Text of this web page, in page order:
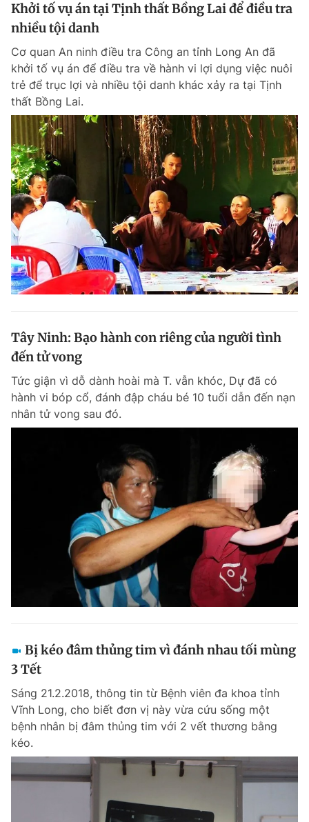
Phó tổng biên tập thường trực: Hải Thành
Phó tổng biên tập: Lâm Hiếu Dũng
Phó tổng biên tập: Trần Việt Hưng
Tổng thư ký tòa soạn: Đức Trung
Giấy phép xuất bản số 110/GP - BTTTT cấp ngày 24.3.2020
© 2003-2026 Bản quyền thuộc về Báo Thanh Niên. Cấm sao chép
dưới mọi hình thức nếu không có sự chấp thuận bằng văn bản.
Phát triển bởi ePi Technologies, JSC.
Khởi tố vụ án tại Tịnh thất Bồng Lai để điều tra
nhiều tội danh
Cơ quan An ninh điều tra Công an tỉnh Long An đã
khởi tố vụ án để điều tra về hành vi lợi dụng việc nuôi
trẻ để trục lợi và nhiều tội danh khác xảy ra tại Tịnh
thất Bồng Lai.
Tây Ninh: Bạo hành con riêng của người tình
đến tử vong
Tức giận vì dỗ dành hoài mà T. vẫn khóc, Dự đã có
hành vi bóp cổ, đánh đập cháu bé 10 tuổi dẫn đến nạn
nhân tử vong sau đó.
Bị kéo đâm thủng tim vì đánh nhau tối mùng
3 Tết
Sáng 21.2.2018, thông tin từ Bệnh viên đa khoa tỉnh
Vĩnh Long, cho biết đơn vị này vừa cứu sống một
bệnh nhân bị đâm thủng tim với 2 vết thương bằng
kéo.